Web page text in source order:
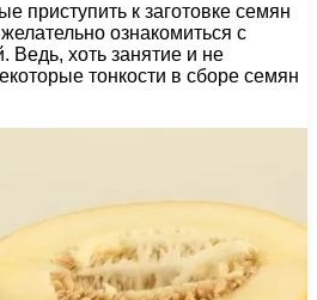
приступить к заготовке семян
ознакомиться с
хоть занятие и не
тонкости в сборе семян